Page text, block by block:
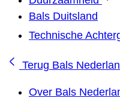
Bals Duitsland
Technische
Terug Bals
Over Bals